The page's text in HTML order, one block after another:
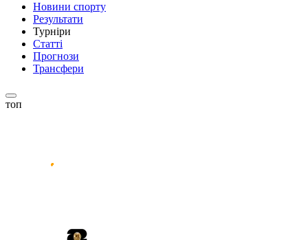
Новини спорту
Результати
Турніри
Статті
Прогнози
Трансфери
топ